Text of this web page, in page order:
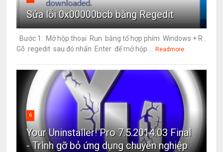
Sửa lỗi 0x00000bcb bằng Regedit
Bước 1: Mở hộp thoại Run bằng tổ hợp phím Windows + R .
Gõ regedit sau đó nhấn Enter để mở hộp ...
Readmore
6
Your Uninstaller! Pro 7.5.2014.03 Final
- Trình gỡ bỏ ứng dụng chuyên nghiệp